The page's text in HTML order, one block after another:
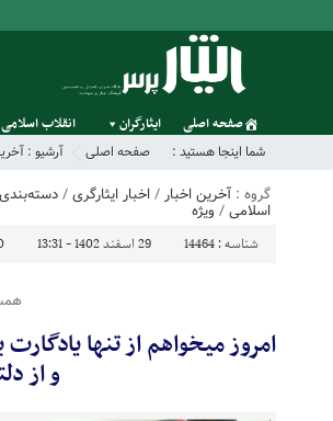
صفحه اصلی ایثارگران انقلاب
شما اینجا هستید : صفحه اصلی آرشیو :
گروه : آخرین اخبار /اخبار ایثارگری/
اسلامی/ ویژه
شناسه : 14464 29 اسفند 1402 - 13:31
امروز میخواهم از تنها
و از